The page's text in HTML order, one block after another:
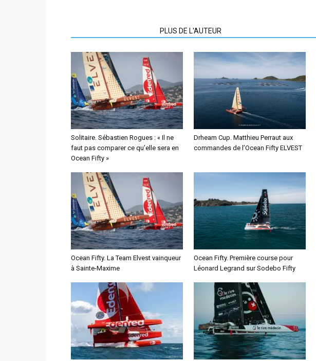
PLUS DE L'AUTEUR
Solitaire. Sébastien Rogues : « Il ne
faut pas comparer ce qu’elle sera en
Ocean Fifty »
Drheam Cup. Matthieu Perraut aux
commandes de l’Ocean Fifty ELVEST
Ocean Fifty. La Team Elvest vainqueur
à Sainte-Maxime
Ocean Fifty. Première course pour
Léonard Legrand sur Sodebo Fifty